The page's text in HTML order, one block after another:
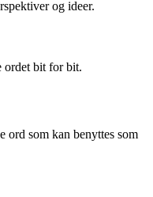
og ideer.
ordet bit for bit.
ord som kan benyttes som